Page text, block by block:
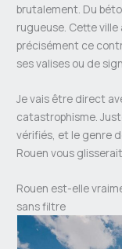
brutalement. Du
rugueuse. Cette ville
précisément ce
ses valises ou de
Je vais être direct
catastrophisme.
vérifiés, et le genre
Rouen vous
Rouen est-elle
sans filtre